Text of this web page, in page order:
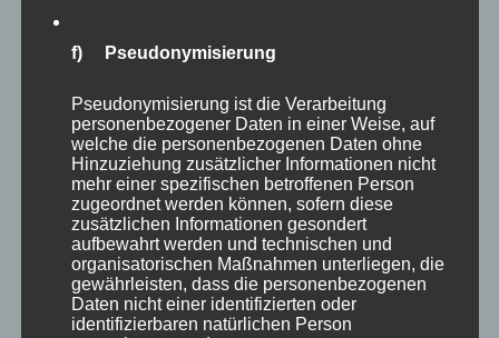
perfekt spielen kann.
f) Pseudonymisierung
Pseudonymisierung ist die Verarbeitung
personenbezogener Daten in einer Weise, auf
welche die personenbezogenen Daten ohne
Hinzuziehung zusätzlicher Informationen nicht
mehr einer spezifischen betroffenen Person
zugeordnet werden können, sofern diese
zusätzlichen Informationen gesondert
aufbewahrt werden und technischen und
organisatorischen Maßnahmen unterliegen, die
gewährleisten, dass die personenbezogenen
Daten nicht einer identifizierten oder
identifizierbaren natürlichen Person